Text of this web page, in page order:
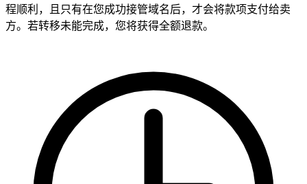
程顺利，且只有在您成功接管域名后，才会将款项支付给卖
方。若转移未能完成，您将获得全额退款。